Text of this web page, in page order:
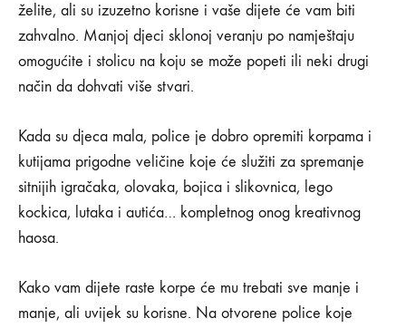
želite, ali su izuzetno korisne i vaše dijete će vam biti
zahvalno. Manjoj djeci sklonoj veranju po namještaju
omogućite i stolicu na koju se može popeti ili neki drugi
način da dohvati više stvari.
Kada su djeca mala, police je dobro opremiti korpama i
kutijama prigodne veličine koje će služiti za spremanje
sitnijih igračaka, olovaka, bojica i slikovnica, lego
kockica, lutaka i autića… kompletnog onog kreativnog
haosa.
Kako vam dijete raste korpe će mu trebati sve manje i
manje, ali uvijek su korisne. Na otvorene police koje